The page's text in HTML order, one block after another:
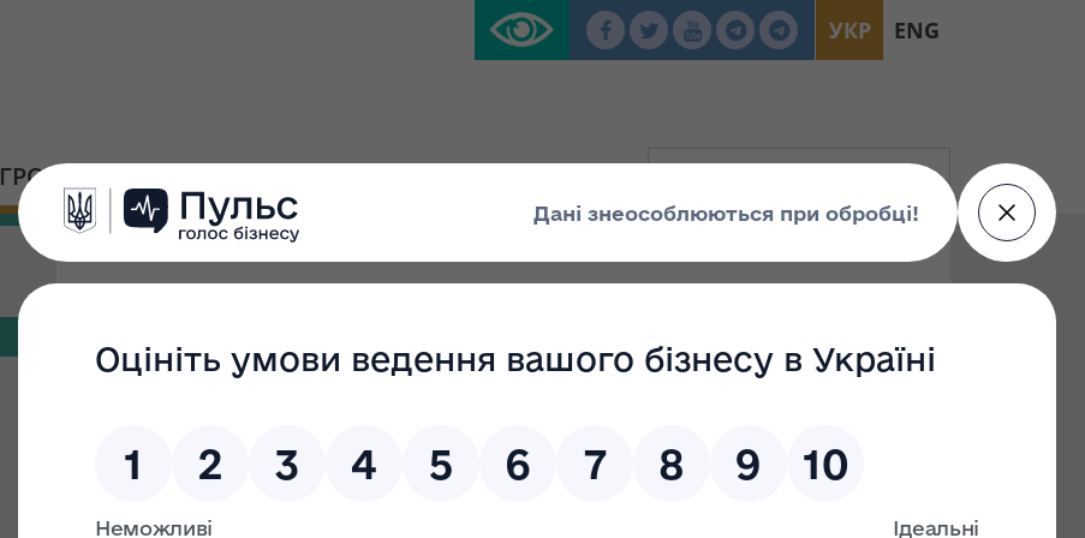
УКР ENG
ГРОМАДСЬКА ПЛАТФОРМА
Статистика щодо рецензування звітів,
внесених до Єдиної бази звітів про оцінку